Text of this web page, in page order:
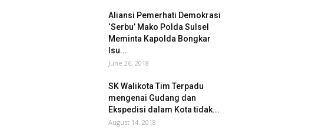
Aliansi Pemerhati Demokrasi
‘Serbu’ Mako Polda Sulsel
Meminta Kapolda Bongkar
Isu...
June 26, 2018
SK Walikota Tim Terpadu
mengenai Gudang dan
Ekspedisi dalam Kota tidak...
August 14, 2018